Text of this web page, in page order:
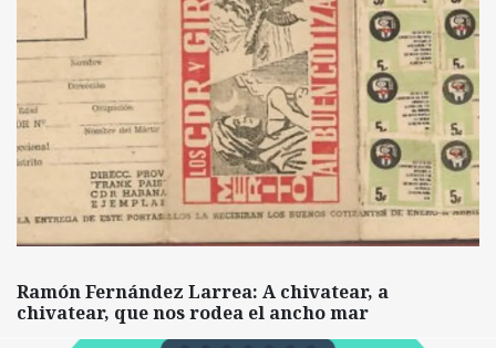
Ramón Fernández Larrea: A chivatear, a
chivatear, que nos rodea el ancho mar